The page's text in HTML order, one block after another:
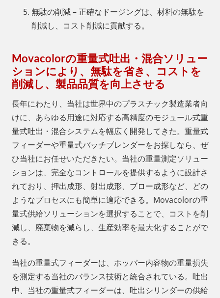
無駄の削減 – 正確なドージングは、材料の無駄を
削減し、コスト削減に貢献する。
Movacolorの重量式吐出・混合ソリュー
ションにより、無駄を省き、コストを
削減し、製品品質を向上させる
長年にわたり、当社は世界中のプラスチック製造業者向
けに、あらゆる用途に対応する高精度のモジュール式重
量式吐出・混合システムを幅広く開発してきた。重量式
フィーダーや重量式バッチブレンダーをお探しなら、ぜ
ひ当社にお任せいただきたい。当社の重量測定ソリュー
ションは、完全なコントロールを提供するように設計さ
れており、押出成形、射出成形、ブロー成形など、どの
ようなプロセスにも簡単に適応できる。Movacolorの重
量式供給ソリューションを選択することで、コストを削
減し、廃棄物を減らし、生産効率を最大化することがで
きる。
当社の重量式フィーダーは、ホッパー内容物の重量損失
を測定する当社のバランス技術と統合されている。吐出
中、当社の重量式フィーダーは、吐出シリンダーの供給